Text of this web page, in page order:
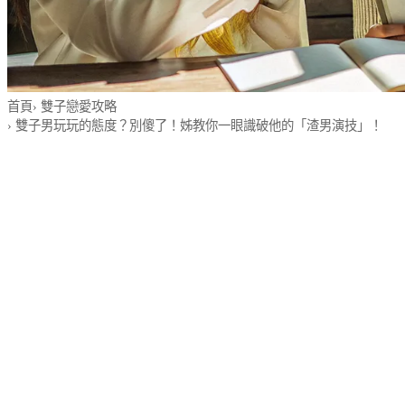
首頁› 雙子戀愛攻略
› 雙子男玩玩的態度？別傻了！姊教你一眼識破他的「渣男演技」！